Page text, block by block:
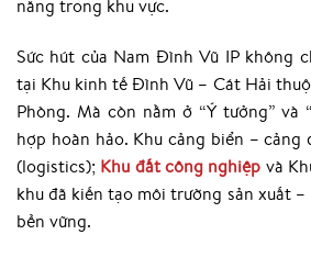
năng trong khu vực.
Sức hút của Nam Đình Vũ IP không
tại Khu kinh tế Đình Vũ – Cát Hải
Phòng. Mà còn nằm ở “Ý tưởng” và
hợp hoàn hảo. Khu cảng biển – cảng
(logistics); Khu đất công nghiệp và
khu đã kiến tạo môi trường sản xuất
bền vững.